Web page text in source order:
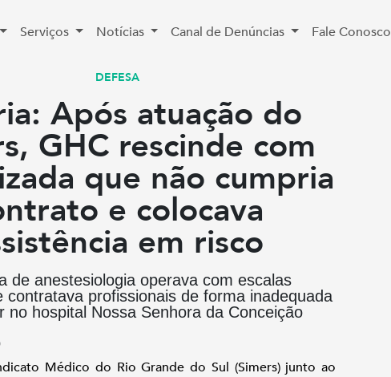
Serviços Notícias Canal de Denúncias Fale Conosco
DEFESA
Após atuação do
GHC rescinde com
que não cumpria
e colocava
em risco
de anestesiologia operava com escalas
contratava profissionais de forma inadequada
no hospital Nossa Senhora da Conceição
Médico do Rio Grande do Sul (Simers) junto ao